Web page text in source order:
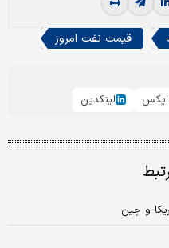
قیمت نفت امروز
ایکس لینکدین
و چین